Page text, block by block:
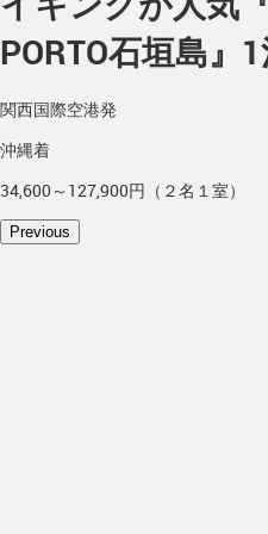
PORTO石垣島』
関西国際空港発
沖縄着
34,600～127,900円（２名１室）
Previous